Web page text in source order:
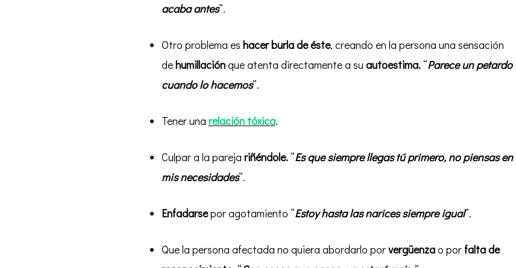
acaba antes”.
Otro problema es hacer burla de éste, creando en la persona una sensación
dehumillaciónque atenta directamente a su autoestima. “Parece un petardo
cuando lo hacemos”.
Tener una relación tóxica.
Culpar a la pareja riñéndole. “Es que siempre llegas tú primero, no piensas en
mis necesidades”.
Enfadarsepor agotamiento “Estoy hasta las narices siempre igual”.
Que la persona afectada no quiera abordarlo porvergüenzao por falta de